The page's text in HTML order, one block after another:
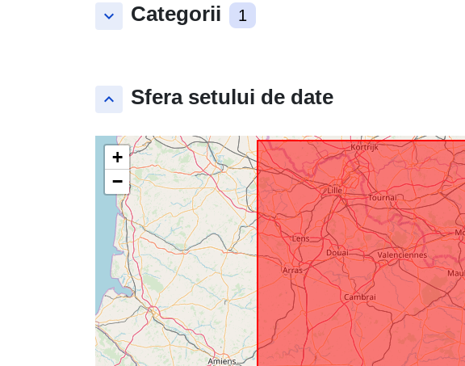
keyboard_arrow_down Categorii 1
keyboard_arrow_up Sfera setului de date
+
−